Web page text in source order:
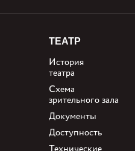
ТЕАТР
История
театра
Схема
зрительного зала
Документы
Доступность
Технические